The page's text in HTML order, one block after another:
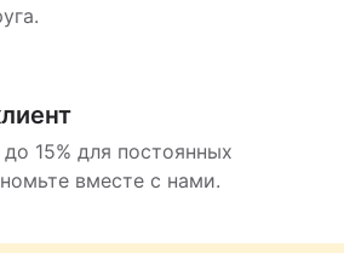
15% для постоянных
вместе с нами.